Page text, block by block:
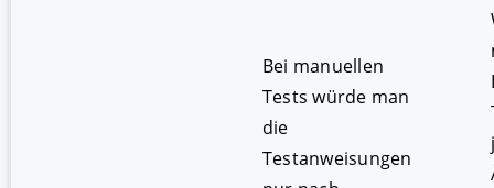
Bei manuellen
Tests würde man
die
Testanweisungen